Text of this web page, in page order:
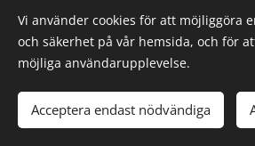
2023 Alla rättigheter
Skapad medWebnode
Vi använder cookies för att möjliggöra
och säkerhet på vår hemsida, och för
möjliga användarupplevelse.
Acceptera endast nödvändiga